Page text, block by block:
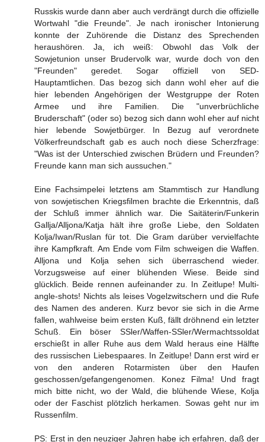
Russkis wurde dann aber auch verdrängt durch die offizielle
Wortwahl "die Freunde". Je nach ironischer Intonierung
konnte der Zuhörende die Distanz des Sprechenden
heraushören. Ja, ich weiß: Obwohl das Volk der
Sowjetunion unser Brudervolk war, wurde doch von den
"Freunden" geredet. Sogar offiziell von SED-
Hauptamtlichen. Das bezog sich dann wohl eher auf die
hier lebenden Angehörigen der Westgruppe der Roten
Armee und ihre Familien. Die "unverbrüchliche
Bruderschaft" (oder so) bezog sich dann wohl eher auf nicht
hier lebende Sowjetbürger. In Bezug auf verordnete
Völkerfreundschaft gab es auch noch diese Scherzfrage:
"Was ist der Unterschied zwischen Brüdern und Freunden?
Freunde kann man sich aussuchen."
Eine Fachsimpelei letztens am Stammtisch zur Handlung
von sowjetischen Kriegsfilmen brachte die Erkenntnis, daß
der Schluß immer ähnlich war. Die Saitäterin/Funkerin
Gallja/Alljona/Katja hält ihre große Liebe, den Soldaten
Kolja/Iwan/Ruslan für tot. Die Gram darüber vervielfachte
ihre Kampfkraft. Am Ende vom Film schweigen die Waffen.
Alljona und Kolja sehen sich überraschend wieder.
Vorzugsweise auf einer blühenden Wiese. Beide sind
glücklich. Beide rennen aufeinander zu. In Zeitlupe! Multi-
angle-shots! Nichts als leises Vogelzwitschern und die Rufe
des Namen des anderen. Kurz bevor sie sich in die Arme
fallen, wahlweise beim ersten Kuß, fällt dröhnend ein letzter
Schuß. Ein böser SSler/Waffen-SSler/Wermachtssoldat
erschießt in aller Ruhe aus dem Wald heraus eine Hälfte
des russischen Liebespaares. In Zeitlupe! Dann erst wird er
von den anderen Rotarmisten über den Haufen
geschossen/gefangengenomen. Konez Filma! Und fragt
mich bitte nicht, wo der Wald, die blühende Wiese, Kolja
oder der Faschist plötzlich herkamen. Sowas geht nur im
Russenfilm.
PS: Erst in den neuziger Jahren habe ich erfahren, daß der